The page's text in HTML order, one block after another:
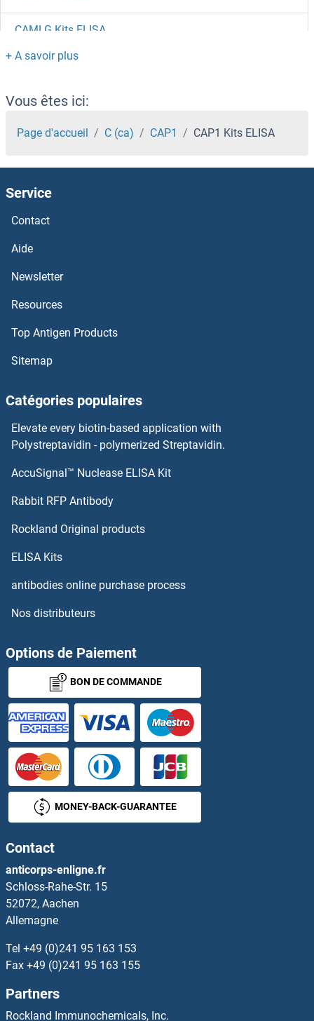
CAMLG Kits ELISA
CAMKK2 Kits ELISA
CAMKII gamma Kits ELISA
CAMK4 Kits ELISA
CAMK2N1 Kits ELISA
CAMK2D Kits ELISA
CAMK2A Kits ELISA
CALU Kits ELISA
Calsyntenin 1 Kits ELISA
Calretinin Kits ELISA
Calreticulin 3 Kits ELISA
Calreticulin Kits ELISA
CAPN10 Kits ELISA
CAPZB Kits ELISA
Carbonic Anhydrase Kits ELISA
Carboxy Methyl Lysine Kits ELISA
Carboxypeptidase A2 Kits ELISA
CARD6 Kits ELISA
Cardiac Troponin C Kits ELISA
Cardiac Troponin T2 Kits ELISA
Cardiotrophin 1 Kits ELISA
CARHSP1 Kits ELISA
Carkd Kits ELISA
CARM1 Kits ELISA
CARNS1 Kits ELISA
Vous êtes ici:
Page d'accueil C (ca) CAP1 CAP1 Kits ELISA
Service
Contact
Aide
Newsletter
Resources
Top Antigen Products
Sitemap
Catégories populaires
Elevate every biotin-based application with
Polystreptavidin - polymerized Streptavidin.
AccuSignal™ Nuclease ELISA Kit
Rabbit RFP Antibody
Rockland Original products
ELISA Kits
antibodies online purchase process
Nos distributeurs
Options de Paiement
BON DE COMMANDE
MONEY-BACK-GUARANTEE
Contact
anticorps-enligne.fr
Schloss-Rahe-Str. 15
52072, Aachen
Allemagne
Tel +49 (0)241 95 163 153
Fax +49 (0)241 95 163 155
Partners
Rockland Immunochemicals, Inc.